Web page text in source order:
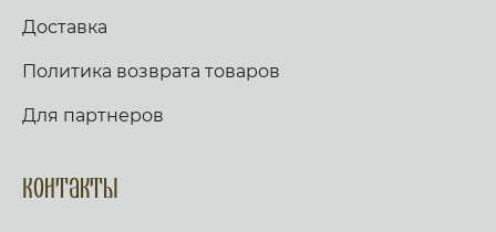
Доставка
Политика возврата товаров
Для партнеров
Контакты